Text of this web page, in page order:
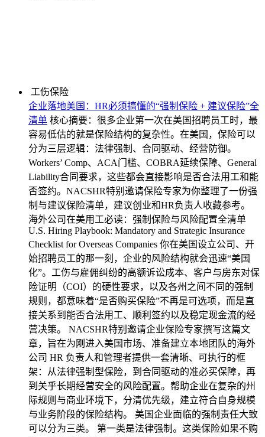
工伤保险
企业落地美国：HR必须搞懂的“强制保险 + 建议保险”全
清单 核心摘要：很多企业第一次在美国招聘员工时，最
容易低估的就是保险结构的复杂性。在美国，保险可以
分为三层逻辑：法律强制、合同驱动、经营防御。
Workers’ Comp、ACA门槛、COBRA延续保障、General
Liability合同要求，这些都会直接影响是否合法用工和能
否签约。NACSHR特别邀请保险专家为你整理了一份强
制与建议保险清单，建议创业和HR负责人收藏参考。
海外公司在美用工必读：强制保险与风险配置全清单
U.S. Hiring Playbook: Mandatory and Strategic Insurance
Checklist for Overseas Companies 你在美国设立公司、开
始招聘员工的那一刻，企业的风险结构就会迅速“美国
化”。工伤与雇佣纠纷的高额诉讼成本、客户与房东对保
险证明（COI）的硬性要求，以及各州之间不同的强制
规则，都意味着“是否购买保险”不再是可选项，而是直
接关系到能否合法用工、顺利签约以及稳定现金流的经
营决策。 NACSHR特别邀请企业保险专家撰写这篇文
章，旨在为刚进入美国市场、准备建立本地团队的海外
公司 HR 负责人和管理者提供一套清晰、可执行的框
架：从法律强制型保险，到合同驱动的准必买保障，再
到关乎长期经营安全的风险配置。帮助企业在复杂的州
际规则与商业环境下，分清优先级，建立符合自身规模
与业务阶段的保险结构。 美国企业面临的强制责任大致
可以分为三类。 第一类是法律强制。这类保险如果不购